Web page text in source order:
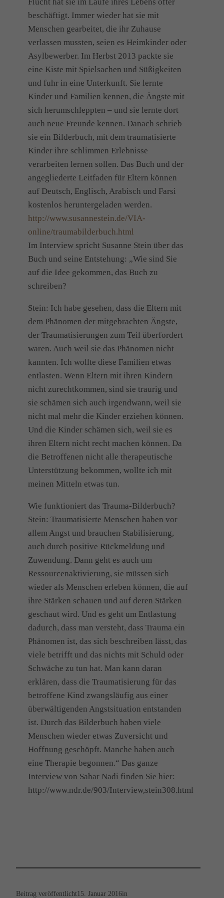
beschäftigt. Immer wieder hat sie mit
Menschen gearbeitet, die ihr Zuhause
verlassen mussten, seien es Heimkinder oder
Asylbewerber. Im Herbst 2013 packte sie
eine Kiste mit Spielsachen und Süßigkeiten
und fuhr in eine Unterkunft. Sie lernte
Kinder und Familien kennen, die Ängste mit
sich herumschleppten – und sie lernte dort
auch neue Freunde kennen. Danach schrieb
sie ein Bilderbuch, mit dem traumatisierte
Kinder ihre schlimmen Erlebnisse
verarbeiten lernen sollen. Das Buch und der
angegliederte Leitfaden für Eltern können
auf Deutsch, Englisch, Arabisch und Farsi
kostenlos heruntergeladen werden.
http://www.susannestein.de/VIA-
online/traumabilderbuch.html
Im Interview spricht Susanne Stein über das
Buch und seine Entstehung: „Wie sind Sie
auf die Idee gekommen, das Buch zu
schreiben?
Stein: Ich habe gesehen, dass die Eltern mit
dem Phänomen der mitgebrachten Ängste,
der Traumatisierungen zum Teil überfordert
waren. Auch weil sie das Phänomen nicht
kannten. Ich wollte diese Familien etwas
entlasten. Wenn Eltern mit ihren Kindern
nicht zurechtkommen, sind sie traurig und
sie schämen sich auch irgendwann, weil sie
nicht mal mehr die Kinder erziehen können.
Und die Kinder schämen sich, weil sie es
ihren Eltern nicht recht machen können. Da
die Betroffenen nicht alle therapeutische
Unterstützung bekommen, wollte ich mit
meinen Mitteln etwas tun.
Wie funktioniert das Trauma-Bilderbuch?
Stein: Traumatisierte Menschen haben vor
allem Angst und brauchen Stabilisierung,
auch durch positive Rückmeldung und
Zuwendung. Dann geht es auch um
Ressourcenaktivierung, sie müssen sich
wieder als Menschen erleben können, die auf
ihre Stärken schauen und auf deren Stärken
geschaut wird. Und es geht um Entlastung
dadurch, dass man versteht, dass Trauma ein
Phänomen ist, das sich beschreiben lässt, das
viele betrifft und das nichts mit Schuld oder
Schwäche zu tun hat. Man kann daran
erklären, dass die Traumatisierung für das
betroffene Kind zwangsläufig aus einer
überwältigenden Angstsituation entstanden
ist. Durch das Bilderbuch haben viele
Menschen wieder etwas Zuversicht und
Hoffnung geschöpft. Manche haben auch
eine Therapie begonnen.“ Das ganze
Interview von Sahar Nadi finden Sie hier:
http://www.ndr.de/903/Interview,stein308.html
Beitrag veröffentlicht15. Januar 2016in